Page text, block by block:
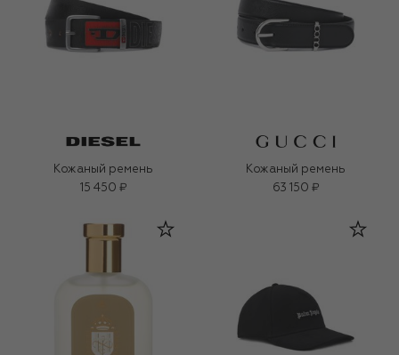
Кожаный ремень
15 450 ₽
Кожаный ремень
63 150 ₽